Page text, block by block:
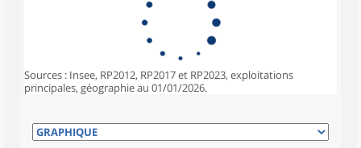
Sources : Insee, RP2012, RP2017 et RP2023, exploitations
principales, géographie au 01/01/2026.